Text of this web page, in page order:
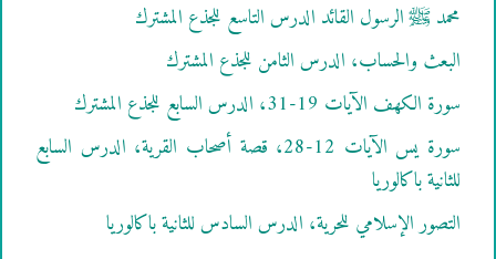
محمد ﷺ الرسول القائد الدرس التاسع للجذع المشترك
البعث والحساب، الدرس الثامن للجذع المشترك
سورة الكهف الآيات 19-31، الدرس السابع للجذع المشترك
سورة يس الآيات 12-28، قصة أصحاب القرية، الدرس السابع
للثانية باكالوريا
التصور الإسلامي للحرية، الدرس السادس للثانية باكالوريا